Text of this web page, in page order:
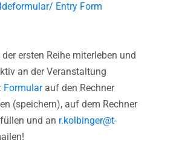
Entry Form
ersten Reihe miterleben und
an der Veranstaltung
Formular auf den Rechner
(speichern), auf dem Rechner
und an r.kolbinger@t-